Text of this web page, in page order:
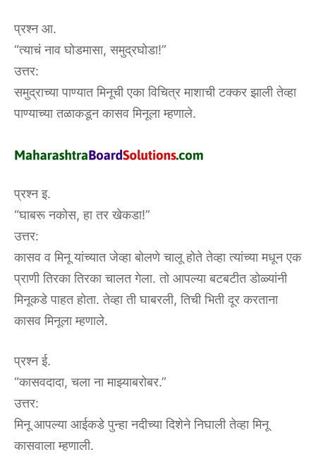
प्रश्न आ.
“त्याचं नाव घोडमासा, समुद्रघोडा!”
उत्तर:
समुद्राच्या पाण्यात मिनूची एका विचित्र माशाची टक्कर झाली तेव्हा
पाण्याच्या तळाकडून कासव मिनूला म्हणाले.
प्रश्न इ.
“घाबरू नकोस, हा तर खेकडा!”
उत्तर:
कासव व मिनू यांच्यात जेव्हा बोलणे चालू होते तेव्हा त्यांच्या मधून एक
प्राणी तिरका तिरका चालत गेला. तो आपल्या बटबटीत डोळ्यांनी
मिनूकडे पाहत होता. तेव्हा ती घाबरली, तिची भिती दूर करताना
कासव मिनूला म्हणाले.
प्रश्न ई.
“कासवदादा, चला ना माझ्याबरोबर.”
उत्तर:
मिनू आपल्या आईकडे पुन्हा नदीच्या दिशेने निघाली तेव्हा मिनू
कासवाला म्हणाली.